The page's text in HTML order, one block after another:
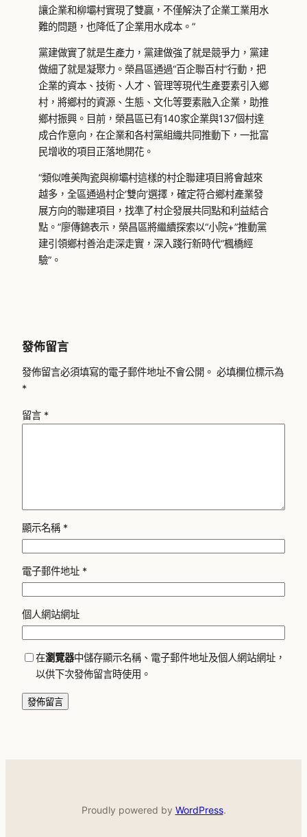
讓企業和柳壩村實現了雙贏，不僅解決了企業工業用水
難的問題，也降低了企業用水成本。”
黨建做實了就是生產力，黨建做強了就是競爭力，黨建
做細了就是凝聚力。榮昌區通過“百企聯百村”行動，把
企業的資本、技術、人才、管理等現代生產要素引入鄉
村，將鄉村的資源、生態、文化等要素融入企業，助推
鄉村振興。目前，榮昌區已有140家企業與137個村達
成合作意向，在企業和各村黨組織共同推動下，一批富
民增收的項目正落地開花。
“類似唯美陶瓷與柳壩村這樣的村企聯建項目將會越來
越多，全區通過村企‘雙向’選擇，確定符合鄉村產業發
展方向的聯建項目，找準了村企發展共同點和利益結合
點。”廖傳錦表示，榮昌區將繼續探索以“小院+”推動黨
建引領鄉村善治走深走實，深入踐行新時代“楓橋經
驗”。
發佈留言
發佈留言必須填寫的電子郵件地址不會公開。 必填欄位標示為
*
留言 *
顯示名稱 *
電子郵件地址 *
個人網站網址
在瀏覽器中儲存顯示名稱、電子郵件地址及個人網站網址，
以供下次發佈留言時使用。
Proudly powered by WordPress.